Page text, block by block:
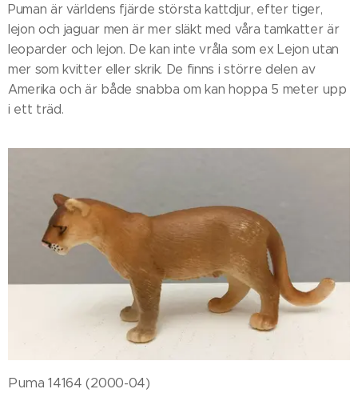
Puman är världens fjärde största kattdjur, efter tiger,
lejon och jaguar men är mer släkt med våra tamkatter är
leoparder och lejon. De kan inte vråla som ex Lejon utan
mer som kvitter eller skrik. De finns i större delen av
Amerika och är både snabba om kan hoppa 5 meter upp
i ett träd.
Puma 14164 (2000-04)